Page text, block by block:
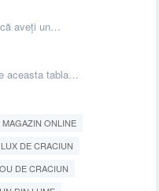
aveți un…
aceasta tabla…
MAGAZIN ONLINE
DE CRACIUN
DE CRACIUN